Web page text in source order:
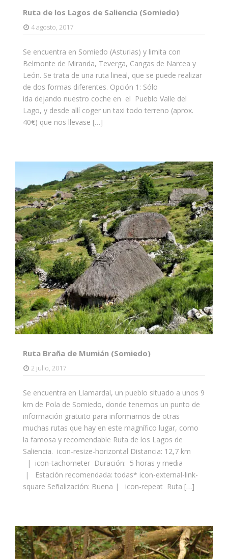
Ruta de los Lagos de Saliencia (Somiedo)
4 agosto, 2017
Se encuentra en Somiedo (Asturias) y limita con
Belmonte de Miranda, Teverga, Cangas de Narcea y
León. Se trata de una ruta lineal, que se puede realizar
de dos formas diferentes. Opción 1: Sólo
ida dejando nuestro coche en el Pueblo Valle del
Lago, y desde allí coger un taxi todo terreno (aprox.
40€) que nos llevase […]
Ruta Braña de Mumián (Somiedo)
2 julio, 2017
Se encuentra en Llamardal, un pueblo situado a unos 9
km de Pola de Somiedo, donde tenemos un punto de
información gratuito para informarnos de otras
muchas rutas que hay en este magnífico lugar, como
la famosa y recomendable Ruta de los Lagos de
Saliencia. icon-resize-horizontal Distancia: 12,7 km
| icon-tachometer Duración: 5 horas y media
| Estación recomendada: todas* icon-external-link-
square Señalización: Buena | icon-repeat Ruta […]